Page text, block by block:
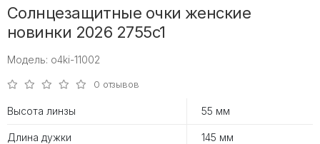
Солнцезащитные очки женские
новинки 2026 2755c1
Модель: o4ki-11002
0 отзывов
Высота линзы 55 мм
Длина дужки 145 мм